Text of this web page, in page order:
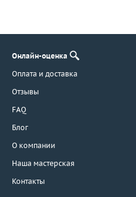
Онлайн-оценка
Оплата и доставка
Отзывы
FAQ
Блог
О компании
Наша мастерская
Контакты